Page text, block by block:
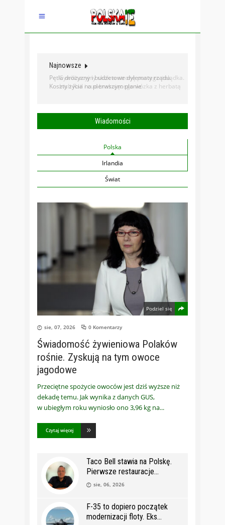
Najnowsze
Pętla drożyzny i budżetowe dylematy rządu.
Koszty życia na pierwszym planie
Wiadomości
Polska
Irlandia
Świat
Podziel się
sie, 07, 2026 0 Komentarzy
Świadomość żywieniowa Polaków
rośnie. Zyskują na tym owoce
jagodowe
Przeciętne spożycie owoców jest dziś wyższe niż
dekadę temu. Jak wynika z danych GUS,
w ubiegłym roku wyniosło ono 3,96 kg na
Czytaj więcej
Taco Bell stawia na Polskę.
Pierwsze restauracje
sie, 06, 2026
F-35 to dopiero początek
modernizacji floty. Eks